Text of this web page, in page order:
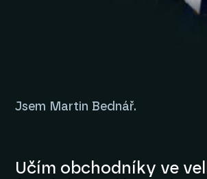
Jsem Martin Bednář.
Učím obchodníky ve